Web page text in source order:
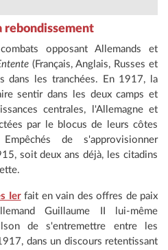
rebondissement
opposant Allemands et
(Français, Anglais, Russes et
dans les tranchées. En 1917, la
sentir dans les deux camps et
centrales, l'Allemagne et
par le blocus de leurs côtes
de s'approvisionner
soit deux ans déjà, les citadins
Ierfait en vain des offres de paix
Guillaume II lui-même
de s'entremettre entre les
dans un discours retentissant